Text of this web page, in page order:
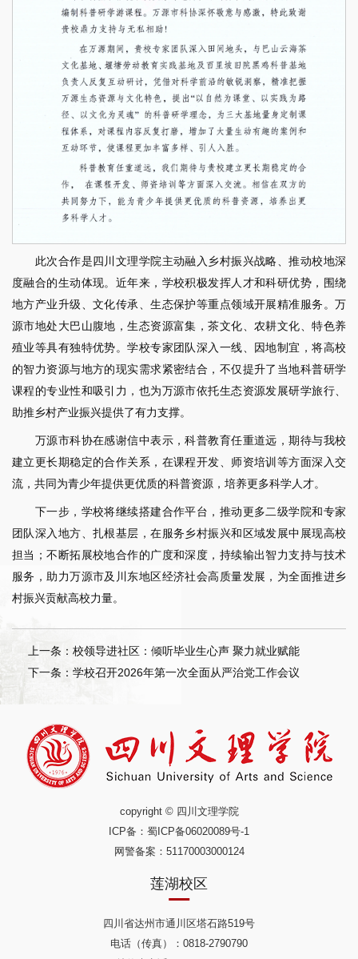
此次合作是四川文理学院主动融入乡村振兴战略、推动校地深
度融合的生动体现。近年来，学校积极发挥人才和科研优势，围绕
地方产业升级、文化传承、生态保护等重点领域开展精准服务。万
源市地处大巴山腹地，生态资源富集，茶文化、农耕文化、特色养
殖业等具有独特优势。学校专家团队深入一线、因地制宜，将高校
的智力资源与地方的现实需求紧密结合，不仅提升了当地科普研学
课程的专业性和吸引力，也为万源市依托生态资源发展研学旅行、
助推乡村产业振兴提供了有力支撑。
万源市科协在感谢信中表示，科普教育任重道远，期待与我校
建立更长期稳定的合作关系，在课程开发、师资培训等方面深入交
流，共同为青少年提供更优质的科普资源，培养更多科学人才。
下一步，学校将继续搭建合作平台，推动更多二级学院和专家
团队深入地方、扎根基层，在服务乡村振兴和区域发展中展现高校
担当；不断拓展校地合作的广度和深度，持续输出智力支持与技术
服务，助力万源市及川东地区经济社会高质量发展，为全面推进乡
村振兴贡献高校力量。
上一条：校领导进社区：倾听毕业生心声 聚力就业赋能
下一条：学校召开2026年第一次全面从严治党工作会议
copyright © 四川文理学院
ICP备： 蜀ICP备06020089号-1
网警备案：51170003000124
莲湖校区
四川省达州市通川区塔石路519号
电话（传真）：0818-2790790